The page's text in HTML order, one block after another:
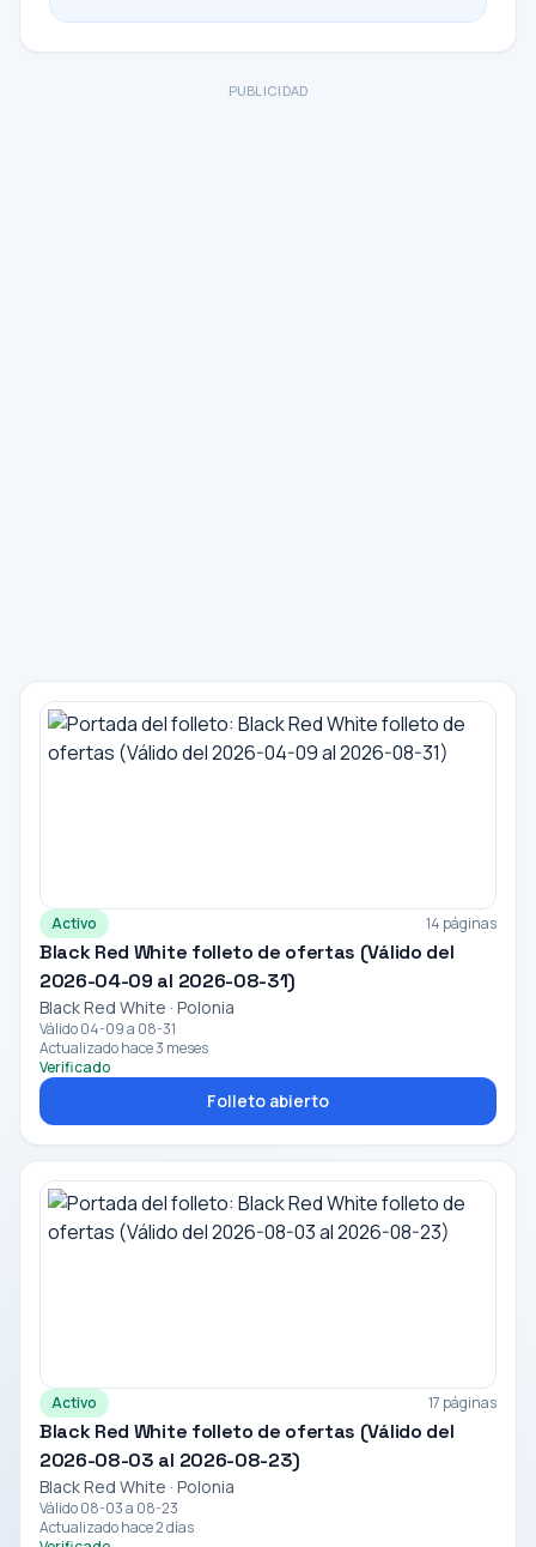
PUBLICIDAD
Activo 14 páginas
Black Red White folleto de ofertas (Válido del
2026-04-09 al 2026-08-31)
Black Red White · Polonia
Válido 04-09 a 08-31
Actualizado hace 3 meses
Verificado
Folleto abierto
Activo 17 páginas
Black Red White folleto de ofertas (Válido del
2026-08-03 al 2026-08-23)
Black Red White · Polonia
Válido 08-03 a 08-23
Actualizado hace 2 días